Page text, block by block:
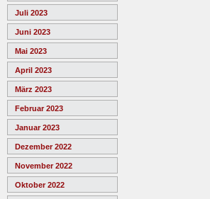
Juli 2023
Juni 2023
Mai 2023
April 2023
März 2023
Februar 2023
Januar 2023
Dezember 2022
November 2022
Oktober 2022